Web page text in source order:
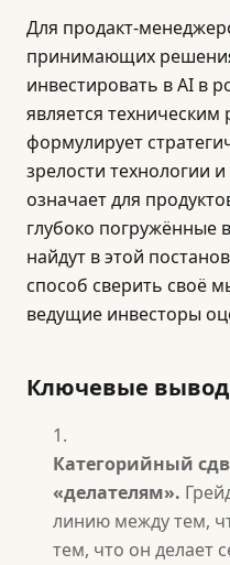
Для продакт-
принимающих
инвестировать в AI в
является
формулирует
зрелости технологии
означает для
глубоко погружённые
найдут в этой
способ сверить своё
ведущие инвесторы
Ключевые
Категорийный
«делателям».
линию между тем,
тем, что он делает